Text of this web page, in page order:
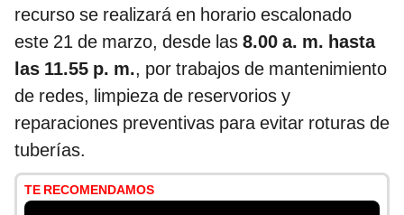
recurso se realizará en horario escalonado
este 21 de marzo, desde las 8.00 a. m. hasta
las 11.55 p. m., por trabajos de mantenimiento
de redes, limpieza de reservorios y
reparaciones preventivas para evitar roturas de
tuberías.
TE RECOMENDAMOS